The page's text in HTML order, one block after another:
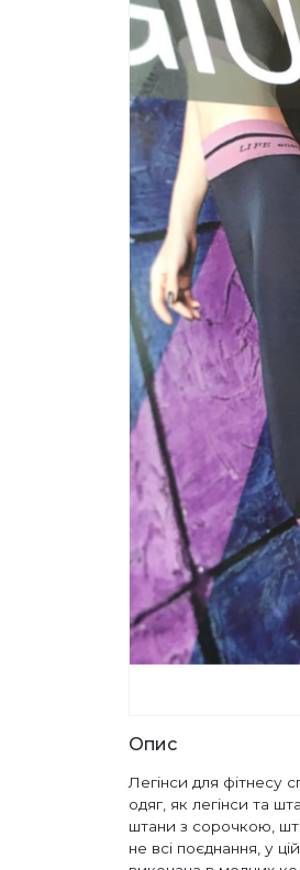
Опис
Легінси для фітнесу
одяг, як легінси та
штани з сорочкою,
не всі поєднання, у